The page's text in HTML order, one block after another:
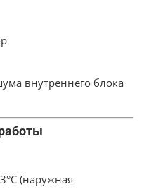
внутреннего блока
(наружная